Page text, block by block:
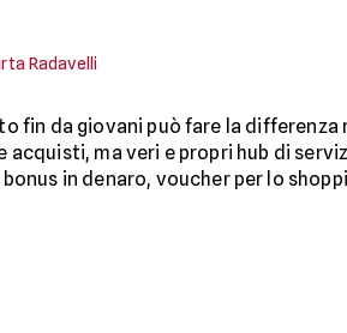
Radavelli
fin da giovani può fare la differenza
ma veri e propri hub di
in denaro, voucher per lo